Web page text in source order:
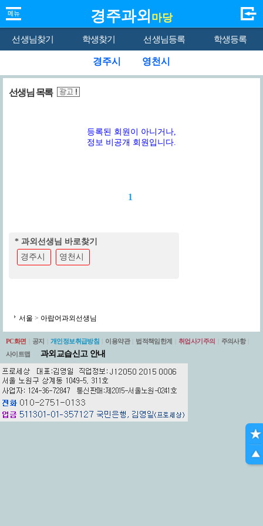
경주과외 마당
선생님찾기 학생찾기 선생님등록 학생등록
경주시 영천시
선생님 목록
등록된 회원이 아니거나,
정보 비공개 회원입니다.
1
* 과외선생님 바로찾기
경주시
영천시
서울 > 아랍어과외선생님
PC화면 공지 개인정보취급방침 이용약관 법적책임한계 취업사기주의 주의사항
사이트맵
과외교습신고 안내